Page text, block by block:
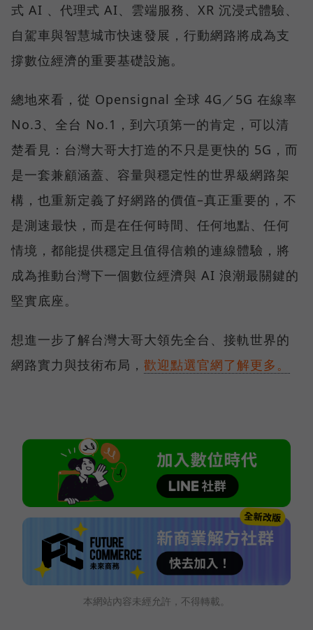
式 AI 、代理式 AI、雲端服務、XR 沉浸式體驗、
自駕車與智慧城市快速發展，行動網路將成為支
撐數位經濟的重要基礎設施。
總地來看，從 Opensignal 全球 4G／5G 在線率
No.3、全台 No.1，到六項第一的肯定，可以清
楚看見：台灣大哥大打造的不只是更快的 5G，而
是一套兼顧涵蓋、容量與穩定性的世界級網路架
構，也重新定義了好網路的價值–真正重要的，不
是測速最快，而是在任何時間、任何地點、任何
情境，都能提供穩定且值得信賴的連線體驗，將
成為推動台灣下一個數位經濟與 AI 浪潮最關鍵的
堅實底座。
想進一步了解台灣大哥大領先全台、接軌世界的
網路實力與技術布局， 歡迎點選官網了解更多。
本網站內容未經允許，不得轉載。